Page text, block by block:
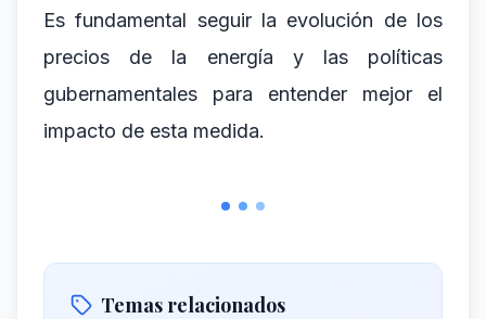
Es fundamental seguir la evolución de los
precios de la energía y las políticas
gubernamentales para entender mejor el
impacto de esta medida.
Temas relacionados